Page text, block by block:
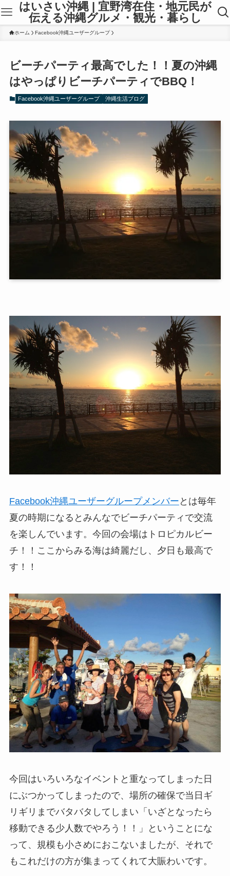
はいさい沖縄 | 宜野湾在住・地元民が
伝える沖縄グルメ・観光・暮らし
ホーム Facebook沖縄ユーザーグループ
ビーチパーティ最高でした！！夏の沖縄
はやっぱりビーチパーティでBBQ！
Facebook沖縄ユーザーグループ 沖縄生活ブログ
Facebook沖縄ユーザーグループメンバー とは毎年
夏の時期になるとみんなでビーチパーティで交流
を楽しんでいます。今回の会場はトロピカルビー
チ！！ここからみる海は綺麗だし、夕日も最高で
す！！
今回はいろいろなイベントと重なってしまった日
にぶつかってしまったので、場所の確保で当日ギ
リギリまでバタバタしてしまい「いざとなったら
移動できる少人数でやろう！！」ということにな
って、規模も小さめにおこないましたが、それで
もこれだけの方が集まってくれて大賑わいです。